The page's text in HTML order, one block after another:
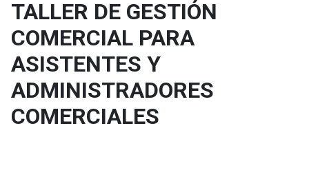
TALLER DE GESTIÓN
COMERCIAL PARA
ASISTENTES Y
ADMINISTRADORES
COMERCIALES